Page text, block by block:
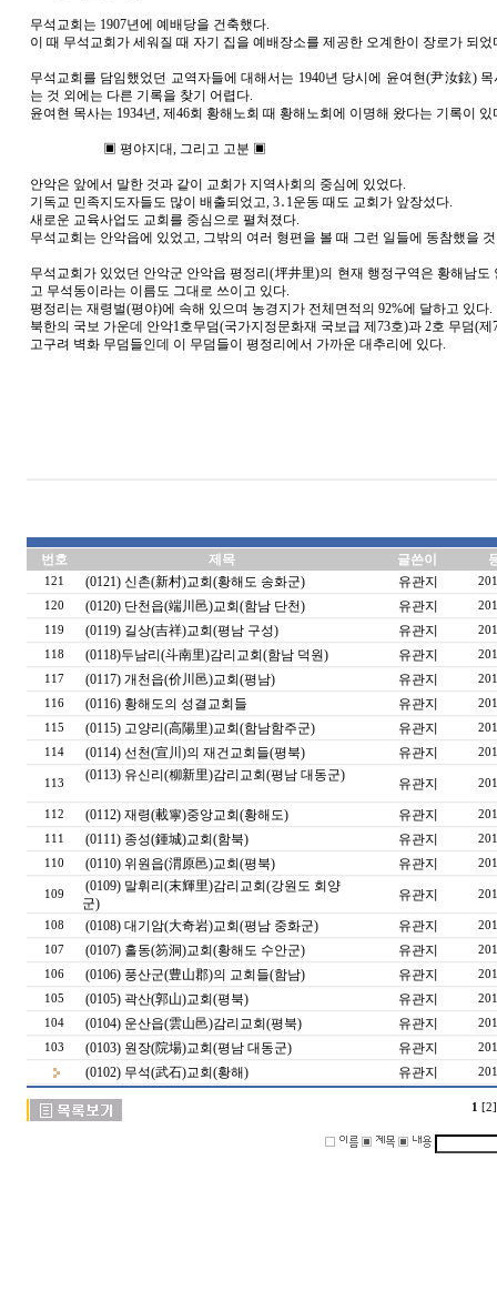
무석교회는 1907년에 예배당을 건축했다.
이 때 무석교회가 세워질 때 자기 집을 예배장소를 제공한 오계한이 장로가 되었
무석교회를 담임했었던 교역자들에 대해서는 1940년 당시에 윤여현(尹汝鉉)
는 것 외에는 다른 기록을 찾기 어렵다.
윤여현 목사는 1934년, 제46회 황해노회 때 황해노회에 이명해 왔다는 기록이 있
▣ 평야지대, 그리고 고분 ▣
안악은 앞에서 말한 것과 같이 교회가 지역사회의 중심에 있었다.
기독교 민족지도자들도 많이 배출되었고, 3․1운동 때도 교회가 앞장섰다.
새로운 교육사업도 교회를 중심으로 펼쳐졌다.
무석교회는 안악읍에 있었고, 그밖의 여러 형편을 볼 때 그런 일들에 동참했을
무석교회가 있었던 안악군 안악읍 평정리(坪井里)의 현재 행정구역은 황해남도
고 무석동이라는 이름도 그대로 쓰이고 있다.
평정리는 재령벌(평야)에 속해 있으며 농경지가 전체면적의 92%에 달하고 있다.
북한의 국보 가운데 안악1호무덤(국가지정문화재 국보급 제73호)과 2호 무덤(
고구려 벽화 무덤들인데 이 무덤들이 평정리에서 가까운 대추리에 있다.
번호 제목 글쓴이
121 (0121) 신촌(新村)교회(황해도 송화군) 유관지
120
(0120) 단천읍(端川邑)교회(함남 단천) 유관지
119
(0119) 길상(吉祥)교회(평남 구성) 유관지
118
(0118)두남리(斗南里)감리교회(함남 덕원) 유관지
117
(0117) 개천읍(价川邑)교회(평남) 유관지
116
(0116) 황해도의 성결교회들 유관지
115
(0115) 고양리(高陽里)교회(함남함주군) 유관지
114
(0114) 선천(宣川)의 재건교회들(평북) 유관지
113
(0113) 유신리(柳新里)감리교회(평남 대동군)
유관지
112 (0112) 재령(載寧)중앙교회(황해도) 유관지
111
(0111) 종성(鍾城)교회(함북) 유관지
110
(0110) 위원읍(渭原邑)교회(평북) 유관지
109
(0109) 말휘리(末輝里)감리교회(강원도 회양
군)
유관지
108 (0108) 대기암(大奇岩)교회(평남 중화군) 유관지
107
(0107) 홀동(笏洞)교회(황해도 수안군) 유관지
106
(0106) 풍산군(豊山郡)의 교회들(함남) 유관지
105
(0105) 곽산(郭山)교회(평북) 유관지
104
(0104) 운산읍(雲山邑)감리교회(평북) 유관지
103
(0103) 원장(院場)교회(평남 대동군) 유관지
(0102) 무석(武石)교회(황해) 유관지
1 [2]